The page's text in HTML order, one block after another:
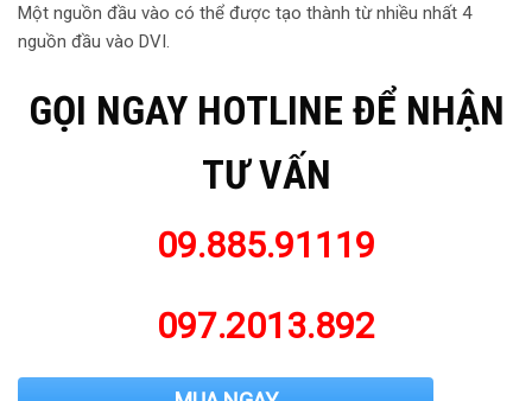
Một nguồn đầu vào có thể được tạo thành từ nhiều nhất 4
nguồn đầu vào DVI.
GỌI NGAY HOTLINE ĐỂ NHẬN
TƯ VẤN
09.885.91119
097.2013.892